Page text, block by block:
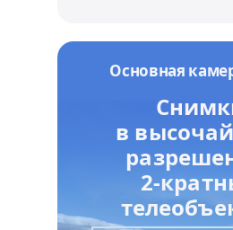
Основная
в
2-